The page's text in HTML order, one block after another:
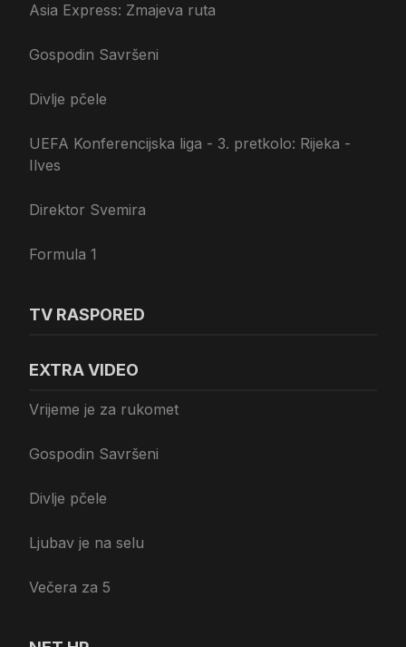
Asia Express: Zmajeva ruta
Gospodin Savršeni
Divlje pčele
UEFA Konferencijska liga - 3. pretkolo: Rijeka -
Ilves
Direktor Svemira
Formula 1
TV RASPORED
EXTRA VIDEO
Vrijeme je za rukomet
Gospodin Savršeni
Divlje pčele
Ljubav je na selu
Večera za 5